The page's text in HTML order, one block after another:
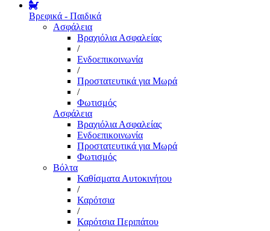
Βρεφικά - Παιδικά
Ασφάλεια
Βραχιόλια Ασφαλείας
/
Ενδοεπικοινωνία
/
Προστατευτικά για Μωρά
/
Φωτισμός
Ασφάλεια
Βραχιόλια Ασφαλείας
Ενδοεπικοινωνία
Προστατευτικά για Μωρά
Φωτισμός
Βόλτα
Καθίσματα Αυτοκινήτου
/
Καρότσια
/
Καρότσια Περιπάτου